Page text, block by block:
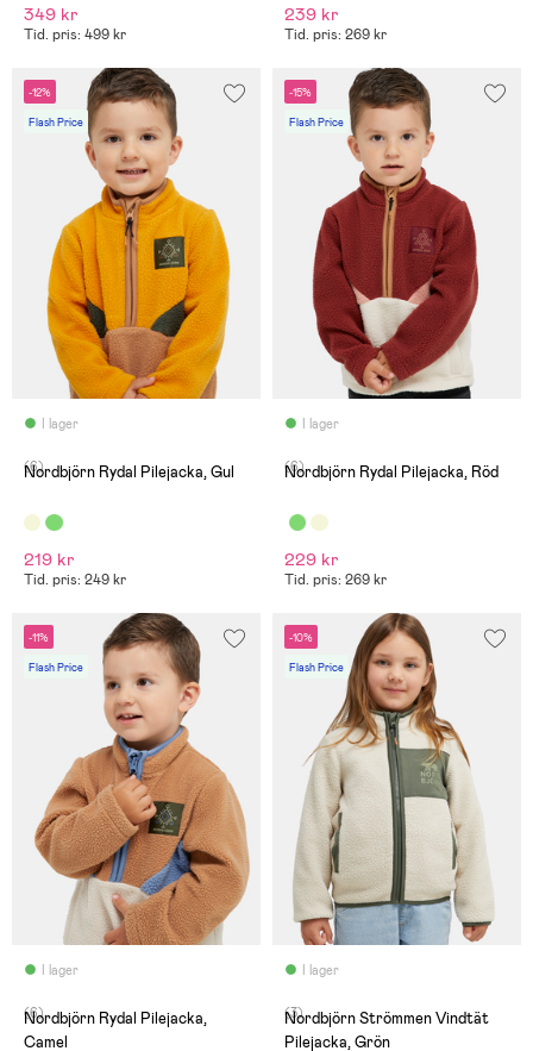
349 kr
Tid. pris: 499 kr
239 kr
Tid. pris: 269 kr
-12%
Flash Price
I lager
(6)
Nordbjörn Rydal Pilejacka, Gul
219 kr
Tid. pris: 249 kr
-15%
Flash Price
I lager
(6)
Nordbjörn Rydal Pilejacka, Röd
229 kr
Tid. pris: 269 kr
-11%
Flash Price
I lager
(6)
Nordbjörn Rydal Pilejacka,
Camel
-10%
Flash Price
I lager
(3)
Nordbjörn Strömmen Vindtät
Pilejacka, Grön